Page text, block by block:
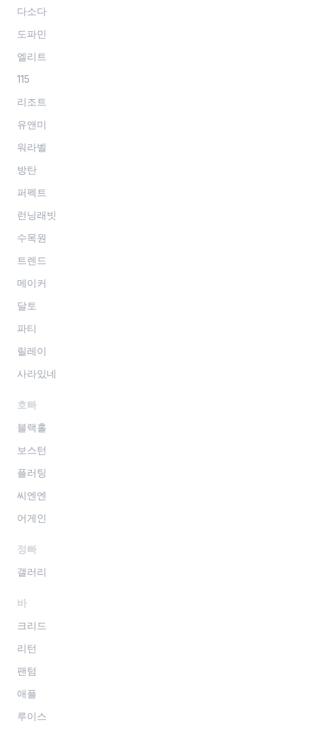
다소다
도파민
엘리트
115
리조트
유앤미
워라벨
방탄
퍼펙트
런닝래빗
수목원
트렌드
메이커
달토
파티
릴레이
사라있네
호빠
블랙홀
보스턴
플러팅
씨엔엔
어게인
정빠
갤러리
바
크리드
리턴
팬텀
애플
루이스